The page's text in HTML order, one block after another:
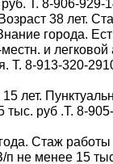
Т. 8-906-929-
38 лет.
города.
и легковой
Т. 8-913-320-
лет.
тыс. руб .Т. 8-
Стаж
п не менее 15